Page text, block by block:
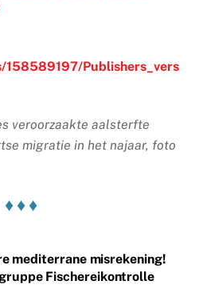
Publishers_vers
veroorzaakte aalsterfte
migratie in het najaar, foto
♦ ♦ ♦
mediterrane misrekening!
Fischereikontrolle